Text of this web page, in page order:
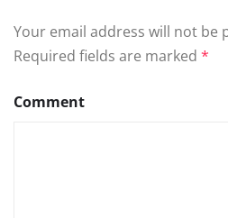
Your email address will not be
Required fields are marked *
Comment